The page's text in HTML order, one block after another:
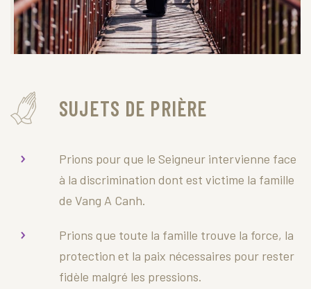
SUJETS DE PRIÈRE
Prions pour que le Seigneur intervienne face
à la discrimination dont est victime la famille
de Vang A Canh.
Prions que toute la famille trouve la force, la
protection et la paix nécessaires pour rester
fidèle malgré les pressions.